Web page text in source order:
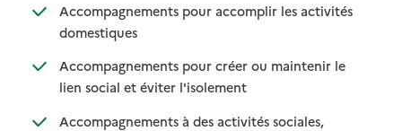
Accompagnements pour accomplir les activités
domestiques: disponible
: non disponible
Accompagnements pour créer ou maintenir le
lien social et éviter l'isolement: disponible
: non disponible
Accompagnements à des activités sociales,